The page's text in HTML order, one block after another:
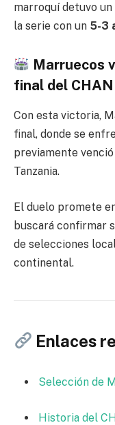
marroquí detuvo
la serie con un 5-3
Marruecos
final del
Con esta victoria,
final, donde se
previamente venció
Tanzania.
El duelo promete
buscará confirmar
de selecciones
continental.
Enlaces
Selección de
Historia del